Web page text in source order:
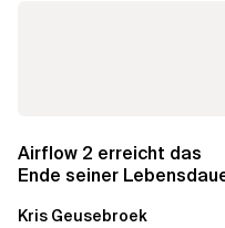
Airflow 2 erreicht das
Ende seiner
Kris Geusebroek